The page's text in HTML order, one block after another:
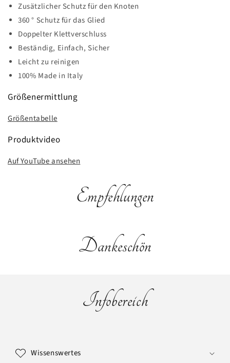
Zusätzlicher Schutz für den Knoten
360 ° Schutz für das Glied
Doppelter Klettverschluss
Beständig, Einfach, Sicher
Leicht zu reinigen
100% Made in Italy
Größenermittlung
Größentabelle
Produktvideo
Auf YouTube ansehen
Empfehlungen
Dankeschön
Infobereich
Wissenswertes